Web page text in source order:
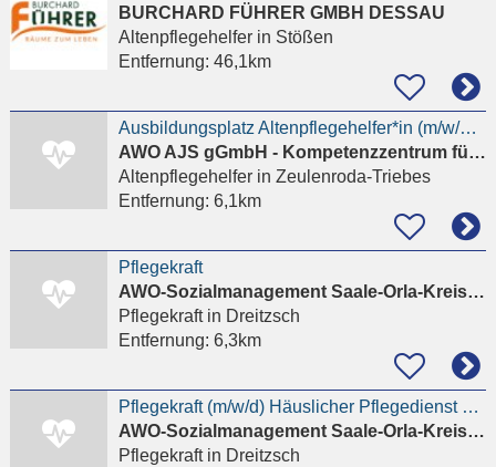
BURCHARD FÜHRER GMBH DESSAU
Altenpflegehelferin Stößen
Entfernung: 46,1km
Ausbildungsplatz Altenpflegehelfer*in (m/w/d) in Zeulenroda
AWO AJS gGmbH - Kompetenzzentrum für ambulant betreutes Wohnen
Altenpflegehelferin Zeulenroda-Triebes
Entfernung: 6,1km
Pflegekraft
AWO-Sozialmanagement Saale-Orla-Kreis gGmbH
Pflegekraftin Dreitzsch
Entfernung: 6,3km
Pflegekraft (m/w/d) Häuslicher Pflegedienst Triptis
AWO-Sozialmanagement Saale-Orla-Kreis gGmbH
Pflegekraftin Dreitzsch